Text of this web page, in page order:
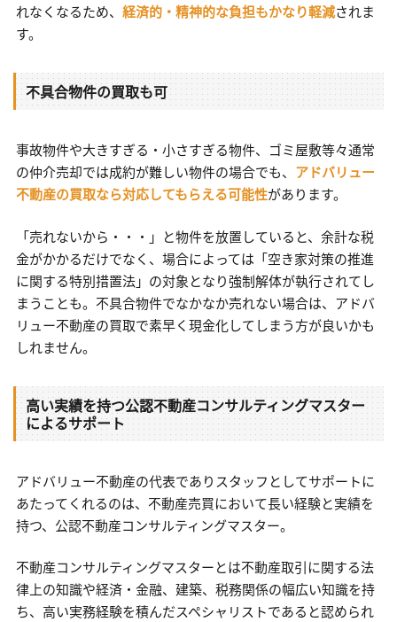
れなくなるため、 経済的・精神的な負担もかなり軽減されま
す。
不具合物件の買取も可
事故物件や大きすぎる・小さすぎる物件、ゴミ屋敷等々通常
の仲介売却では成約が難しい物件の場合でも、 アドバリュー
不動産の買取なら対応してもらえる可能性があります。
「売れないから・・・」と物件を放置していると、余計な税
金がかかるだけでなく、場合によっては「空き家対策の推進
に関する特別措置法」の対象となり強制解体が執行されてし
まうことも。不具合物件でなかなか売れない場合は、アドバ
リュー不動産の買取で素早く現金化してしまう方が良いかも
しれません。
高い実績を持つ公認不動産コンサルティングマスター
によるサポート
アドバリュー不動産の代表でありスタッフとしてサポートに
あたってくれるのは、不動産売買において長い経験と実績を
持つ、公認不動産コンサルティングマスター。
不動産コンサルティングマスターとは不動産取引に関する法
律上の知識や経済・金融、建築、税務関係の幅広い知識を持
ち、高い実務経験を積んだスペシャリストであると認められ